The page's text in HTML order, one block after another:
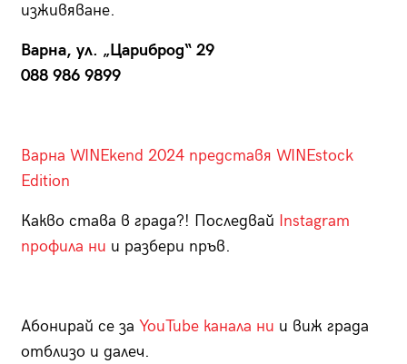
изживяване.
Варна, ул. „Цариброд“ 29
088 986 9899
Варна WINEkend 2024 представя WINEstock
Edition
Какво става в града?! Последвай Instagram
профила ни и разбери пръв.
Абонирай се за YouTube канала ни и виж града
отблизо и далеч.